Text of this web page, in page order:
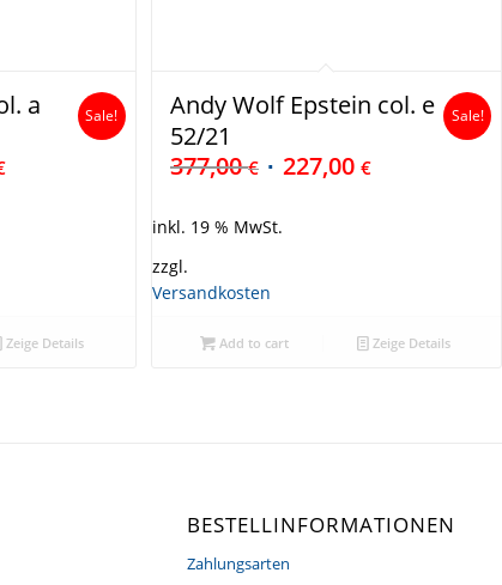
a
Sale!
Zeige Details
Andy Wolf Epstein col. e
52/21
377,00€ 227,00€
Sale!
inkl. 19 % MwSt.
zzgl.
Versandkosten
Add to cart Zeige Details
BESTELLINFORMATIONEN
Zahlungsarten